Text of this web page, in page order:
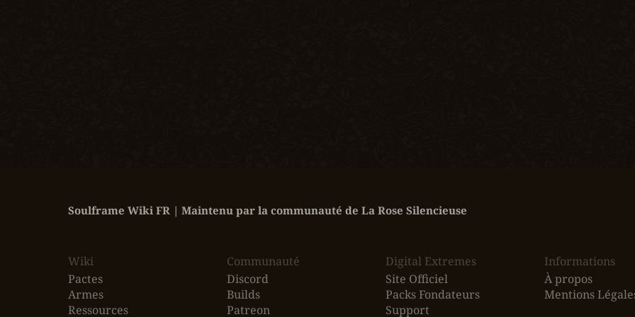
Soulframe Wiki FR | Maintenu par la communauté de La Rose Silencieuse
Wiki
Pactes
Armes
Ressources
‎Communauté
Discord
Builds
Patreon
Digital Extremes
Site Officiel
Packs Fondateurs
Support
Informations
À propos
Mentions